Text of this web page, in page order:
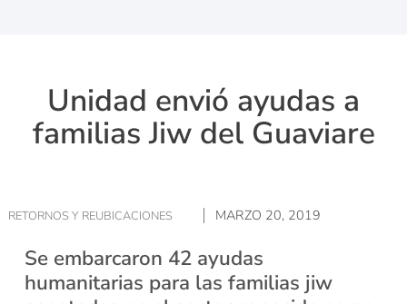
Unidad envió ayudas a
familias Jiw del Guaviare
RETORNOS Y REUBICACIONES MARZO 20, 2019
Se embarcaron 42 ayudas
humanitarias para las familias jiw